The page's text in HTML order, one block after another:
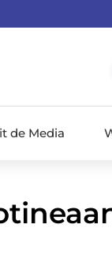
de Media